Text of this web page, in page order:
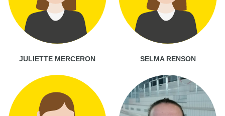
JULIETTE MERCERON SELMA RENSON